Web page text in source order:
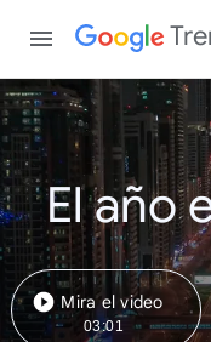
El año
Mira el video
03:01